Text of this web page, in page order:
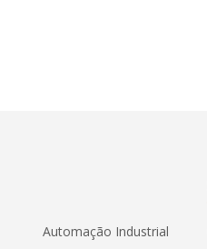
Automação Industrial